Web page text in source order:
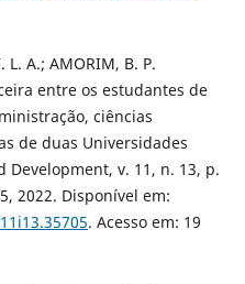
L. A.; AMORIM, B. P.
entre os estudantes de
ciências
de duas Universidades
Development, v. 11, n. 13, p.
2022. Disponível em:
. Acesso em: 19